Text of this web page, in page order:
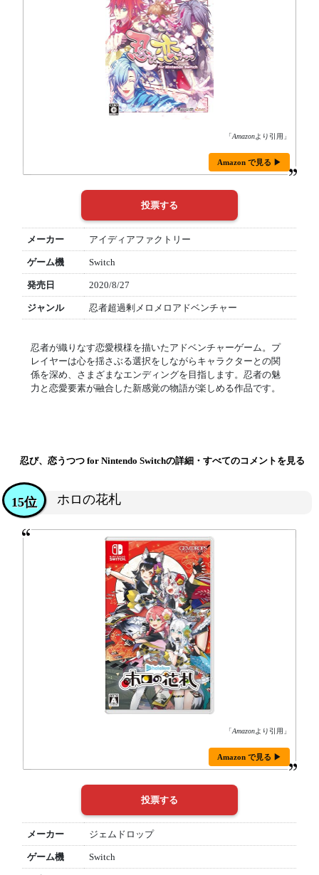
「Amazonより引用」
Amazon で見る ▶
メーカー アイディアファクトリー
ゲーム機 Switch
発売日 2020/8/27
ジャンル 忍者超過剰メロメロアドベンチャー
忍者が織りなす恋愛模様を描いたアドベンチャーゲーム。プ
レイヤーは心を揺さぶる選択をしながらキャラクターとの関
係を深め、さまざまなエンディングを目指します。忍者の魅
力と恋愛要素が融合した新感覚の物語が楽しめる作品です。
忍び、恋うつつ for Nintendo Switchの詳細・すべてのコメントを見る
ホロの花札
15位
「Amazonより引用」
Amazon で見る ▶
メーカー ジェムドロップ
ゲーム機 Switch